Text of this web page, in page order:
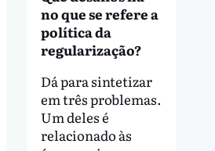
no que se refere a
política da
regularização?
Dá para sintetizar
em três problemas.
Um deles é
relacionado às